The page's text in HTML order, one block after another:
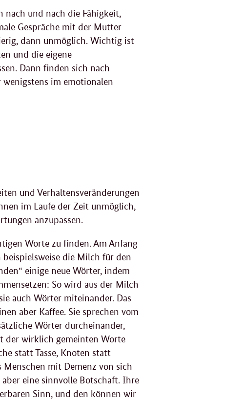
nach und nach die Fähigkeit,
Gespräche mit der Mutter
dann unmöglich. Wichtig ist
und die eigene
Dann finden sich nach
wenigstens im emotionalen
und Verhaltensveränderungen
im Laufe der Zeit unmöglich,
anzupassen.
Worte zu finden. Am Anfang
die Milch für den
einige neue Wörter, indem
So wird aus der Milch
auch Wörter miteinander. Das
aber Kaffee. Sie sprechen vom
Wörter durcheinander,
der wirklich gemeinten Worte
statt Tasse, Knoten statt
mit Demenz von sich
eine sinnvolle Botschaft. Ihre
Sinn, und den können wir